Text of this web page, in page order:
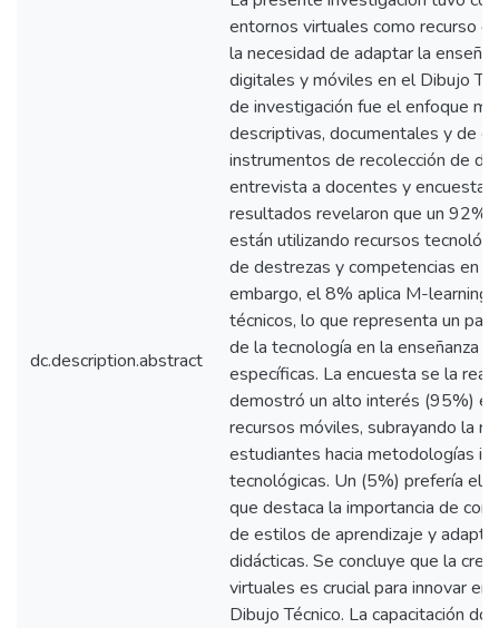
dc.description.abstract
entornos virtuales como recurso
la necesidad de adaptar la
digitales y móviles en el Dibujo
de investigación fue el enfoque
descriptivas, documentales y de
instrumentos de recolección de
entrevista a docentes y
resultados revelaron que un 92%
están utilizando recursos
de destrezas y competencias en
embargo, el 8% aplica M-learning
técnicos, lo que representa un
de la tecnología en la enseñanza
específicas. La encuesta se la
demostró un alto interés (95%)
recursos móviles, subrayando la
estudiantes hacia metodologías
tecnológicas. Un (5%) prefería el
que destaca la importancia de
de estilos de aprendizaje y
didácticas. Se concluye que la
virtuales es crucial para innovar en
Dibujo Técnico. La capacitación